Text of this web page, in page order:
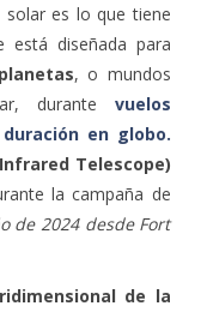
es lo que tiene
está diseñada para
, o mundos
durante vuelos
en globo.
Telescope)
la campaña de
de 2024 desde Fort
de la